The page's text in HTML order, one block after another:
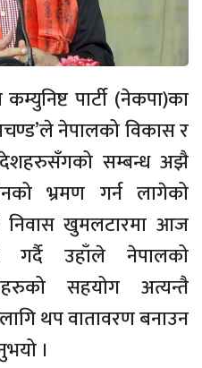
पार्टी (नेकपा)का
नेपालको विकास र
सम्बन्ध अझै
भ्रमण गर्न लागेको
खुमलटारमा आज
गर्दै उहाँले नेपालको
सहयोग अत्यन्तै
थप वातावरण बनाउन
।